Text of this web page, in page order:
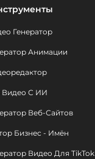
Генератор
Анимации
Видео С ИИ
Веб-Сайтов
Бизнес - Имён
Видео Для TikTok